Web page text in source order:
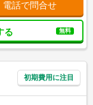
電話で問合せ
る 無料
初期費用に注目